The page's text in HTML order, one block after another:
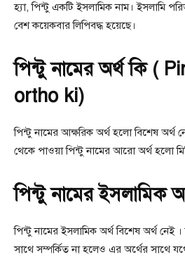
হ্যা, পিন্টু একটি ইসলামিক নাম। ইসলামি
বেশ কয়েকবার লিপিবদ্ধ হয়েছে।
পিন্টু নামের অর্থ কি (
ortho ki)
পিন্টু নামের আক্ষরিক অর্থ হলো বিশেষ অর্থ
থেকে পাওয়া পিন্টু নামের আরো অর্থ হলো
পিন্টু নামের ইসলামিক
পিন্টু নামের ইসলামিক অর্থ বিশেষ অর্থ নেই
সাথে সম্পর্কিত না হলেও এর অর্থের সাথে